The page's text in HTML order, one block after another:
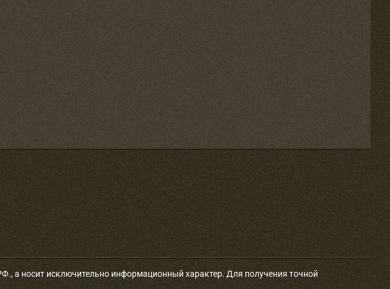
а носит исключительно информационный характер. Для получения точной